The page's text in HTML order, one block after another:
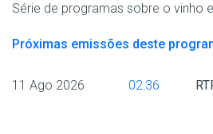
Série de programas sobre o vinho
Próximas emissões deste
11 Ago 2026 02:36